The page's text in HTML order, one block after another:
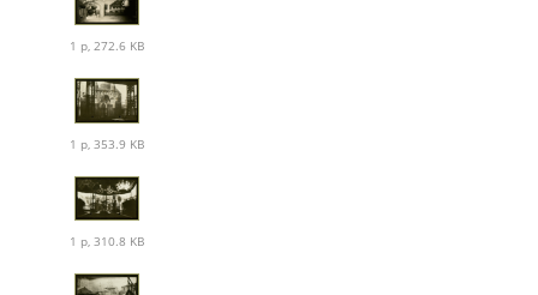
1 p, 272.6 KB
1 p, 353.9 KB
1 p, 310.8 KB